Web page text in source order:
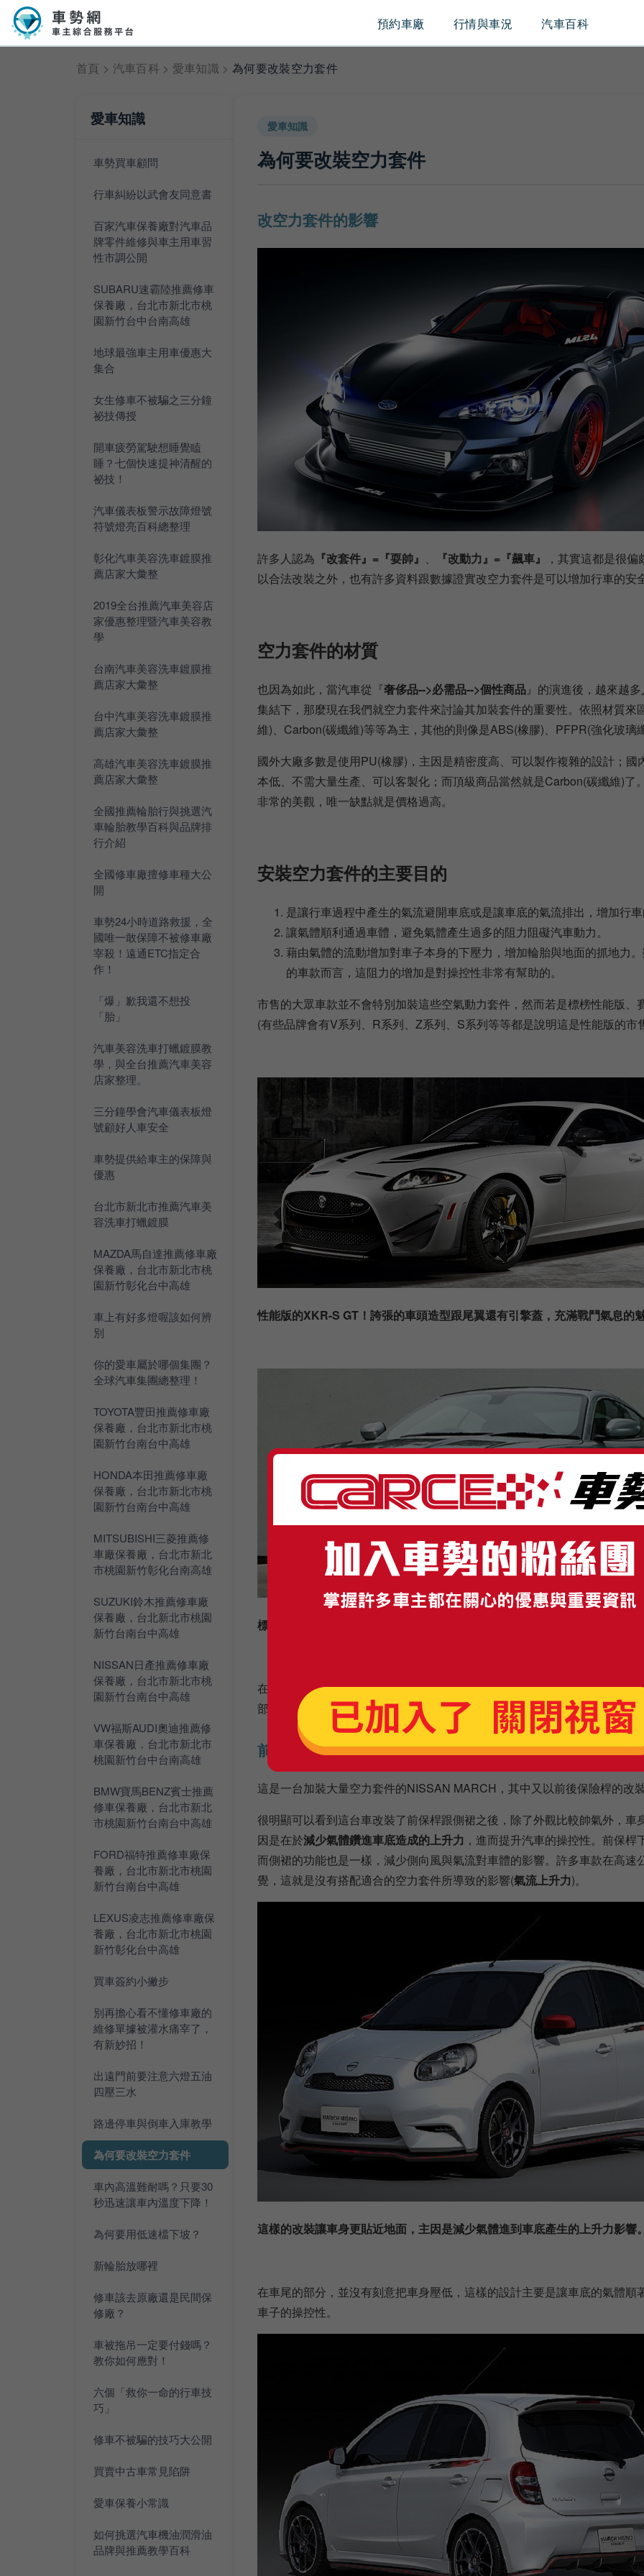
預約車廠 行情與車況 汽車百科
首頁 > 汽車百科 > 愛車知識 >為何要改裝空力套件
愛車知識
車勢買車顧問
行車糾紛以武會友同意書
百家汽車保養廠對汽車品
牌零件維修與車主用車習
性市調公開
SUBARU速霸陸推薦修車
保養廠，台北市新北市桃
園新竹台中台南高雄
地球最強車主用車優惠大
集合
女生修車不被騙之三分鐘
祕技傳授
開車疲勞駕駛想睡覺瞌
睡？七個快速提神清醒的
祕技！
汽車儀表板警示故障燈號
符號燈亮百科總整理
彰化汽車美容洗車鍍膜推
薦店家大彙整
2019全台推薦汽車美容店
家優惠整理暨汽車美容教
學
台南汽車美容洗車鍍膜推
薦店家大彙整
台中汽車美容洗車鍍膜推
薦店家大彙整
高雄汽車美容洗車鍍膜推
薦店家大彙整
全國推薦輪胎行與挑選汽
車輪胎教學百科與品牌排
行介紹
全國修車廠擅修車種大公
開
車勢24小時道路救援，全
國唯一敢保障不被修車廠
宰殺！遠通ETC指定合
作！
「爆」歉我還不想投
「胎」
汽車美容洗車打蠟鍍膜教
學，與全台推薦汽車美容
店家整理。
三分鐘學會汽車儀表板燈
號顧好人車安全
車勢提供給車主的保障與
優惠
台北市新北市推薦汽車美
容洗車打蠟鍍膜
MAZDA馬自達推薦修車廠
保養廠，台北市新北市桃
園新竹彰化台中高雄
車上有好多燈喔該如何辨
別
你的愛車屬於哪個集團？
全球汽車集團總整理！
TOYOTA豐田推薦修車廠
保養廠，台北市新北市桃
園新竹台南台中高雄
HONDA本田推薦修車廠
保養廠，台北市新北市桃
園新竹台南台中高雄
MITSUBISHI三菱推薦修
車廠保養廠，台北市新北
市桃園新竹彰化台南高雄
SUZUKI鈴木推薦修車廠
保養廠，台北新北市桃園
新竹台南台中高雄
NISSAN日產推薦修車廠
保養廠，台北市新北市桃
園新竹台南台中高雄
VW福斯AUDI奧迪推薦修
車保養廠，台北市新北市
桃園新竹台中台南高雄
BMW寶馬BENZ賓士推薦
修車保養廠，台北市新北
市桃園新竹台南台中高雄
FORD福特推薦修車廠保
養廠，台北市新北市桃園
新竹台南台中高雄
LEXUS凌志推薦修車廠保
養廠，台北市新北市桃園
新竹彰化台中高雄
買車簽約小撇步
別再擔心看不懂修車廠的
維修單據被灌水痛宰了，
有新妙招！
出遠門前要注意六燈五油
四壓三水
路邊停車與倒車入庫教學
為何要改裝空力套件
車內高溫難耐嗎？只要30
秒迅速讓車內溫度下降！
為何要用低速檔下坡？
新輪胎放哪裡
修車該去原廠還是民間保
修廠？
車被拖吊一定要付錢嗎？
教你如何應對！
六個「救你一命的行車技
巧」
修車不被騙的技巧大公開
買賣中古車常見陷阱
愛車保養小常識
如何挑選汽車機油潤滑油
品牌與推薦教學百科
愛車知識
為何要改裝空力套件
改空力套件的影響
許多人認為 『改套件』=『耍帥』 、 『改動力』=『飆車』
，其實這都是很
以合法改裝之外，也有許多資料跟數據證實改空力套件是可以增加行車的安
空力套件的材質
也因為如此，當汽車從『奢侈品-->必需品-->個性商品』的演進後，越來越
集結下，那麼現在我們就空力套件來討論其加裝套件的重要性。依照材質
維)、Carbon(碳纖維)等等為主，其他的則像是ABS(橡膠)、PFPR(強化玻璃
國外大廠多數是使用PU(橡膠)，主因是精密度高、可以製作複雜的設計；
本低、不需大量生產、可以客製化；而頂級商品當然就是Carbon(碳纖維)
非常的美觀，唯一缺點就是價格過高。
安裝空力套件的主要目的
是讓行車過程中產生的氣流避開車底或是讓車底的氣流排出，增加行
讓氣體順利通過車體，避免氣體產生過多的阻力阻礙汽車動力。
藉由氣體的流動增加對車子本身的下壓力，增加輪胎與地面的抓地力
的車款而言，這阻力的增加是對操控性非常有幫助的。
市售的大眾車款並不會特別加裝這些空氣動力套件，然而若是標榜性能版
(有些品牌會有V系列、R系列、Z系列、S系列等等都是說明這是性能版的市
性能版的XKR-S GT！誇張的車頭造型跟尾翼還有引擎蓋，充滿戰鬥氣息的
標準版的XK，完全的典雅脫俗，有著很流線的造型外觀。
在空力套件改裝上，大致上分為前保險桿、後保險桿、導流板、側裙、擾
部位的作用分別主要的用途又是甚麼呢？
前、後保險桿與側裙
這是一台加裝大量空力套件的NISSAN MARCH，其中又以前後保險桿的改
很明顯可以看到這台車改裝了前保桿跟側裙之後，除了外觀比較帥氣外，
因是在於減少氣體鑽進車底造成的上升力 ，進而提升汽車的操控性。前保
而側裙的功能也是一樣，減少側向風與氣流對車體的影響。許多車款在高
覺，這就是沒有搭配適合的空力套件所導致的影響(氣流上升力)。
這樣的改裝讓車身更貼近地面，主因是減少氣體進到車底產生的上升力影響
在車尾的部分，並沒有刻意把車身壓低，這樣的設計主要是讓車底的氣體
車子的操控性。